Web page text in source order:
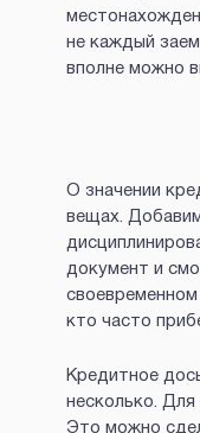
не каждый
вполне можно
О значении
вещах.
документ и
кто часто
Кредитное
несколько.
Это можно